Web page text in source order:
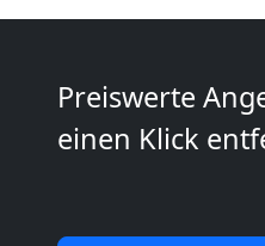
Preiswerte
einen Klick